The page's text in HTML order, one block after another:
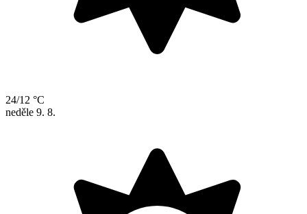
24/12 °C
neděle 9. 8.